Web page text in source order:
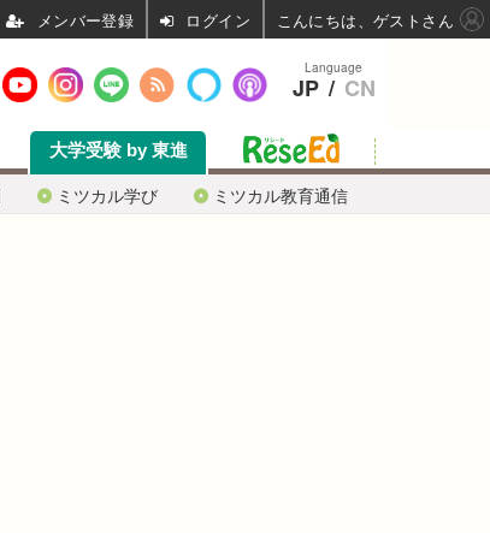
ミツカル学び ミツカル教育通信
大学受験 by 東進
Language
JP / CN
ログイン こんにちは、ゲストさん